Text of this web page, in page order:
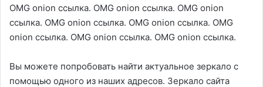
OMG onion ссылка. OMG onion ссылка. OMG onion
ссылка. OMG onion ссылка. OMG onion ссылка. OMG
onion ссылка. OMG onion ссылка. OMG onion ссылка.
Вы можете попробовать найти актуальное зеркало с
помощью одного из наших адресов. Зеркало сайта